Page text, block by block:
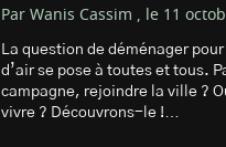
Par Wanis Cassim , le 11
La question de déménager
d’air se pose à toutes et tous.
campagne, rejoindre la ville ?
vivre ? Découvrons-le !…